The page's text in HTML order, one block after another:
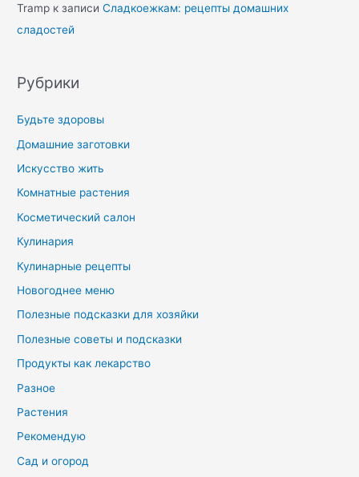
Tramp к записиСладкоежкам: рецепты домашних
сладостей
Рубрики
Будьте здоровы
Домашние заготовки
Искусство жить
Комнатные растения
Косметический салон
Кулинария
Кулинарные рецепты
Новогоднее меню
Полезные подсказки для хозяйки
Полезные советы и подсказки
Продукты как лекарство
Разное
Растения
Рекомендую
Сад и огород